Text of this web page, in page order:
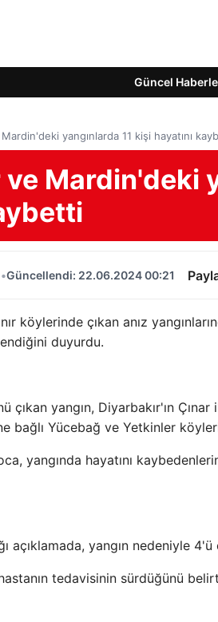
Güncel
yangınlarda 11 kişi hayatını
ve Mardin'deki
•Güncellendi: 22.06.2024 00:21
köylerinde çıkan anız
duyurdu.
çıkan yangın, Diyarbakır'ın
bağlı Yücebağ ve Yetkinler
yangında hayatını
açıklamada, yangın nedeniyle
tedavisinin sürdüğünü